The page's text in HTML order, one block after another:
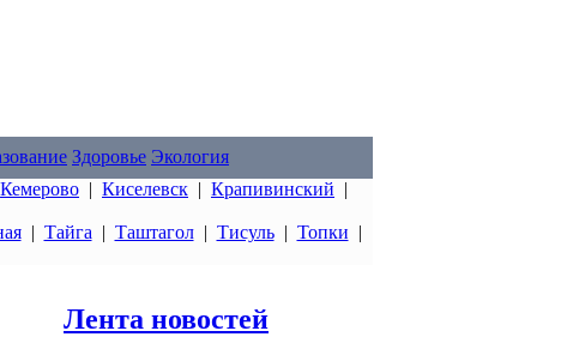
Здоровье Экология
Кемерово | Киселевск | Крапивинский |
| Тайга | Таштагол| Тисуль| Топки |
Лента новостей